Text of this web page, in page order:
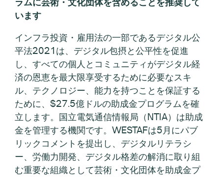
います
インフラ投資・雇用法の一部であるデジタル公
平法2021は、デジタル包摂と公平性を促進
し、すべての個人とコミュニティがデジタル経
済の恩恵を最大限享受するために必要なスキ
ル、テクノロジー、能力を持つことを保証する
ために、$27.5億ドルの助成金プログラムを確
立します。国立電気通信情報局（NTIA）は助成
金を管理する機関です。WESTAFは5月にパブ
リックコメントを提出し、デジタルリテラシ
ー、労働力開発、デジタル格差の解消に取り組
む重要な組織として芸術・文化団体を助成金プ